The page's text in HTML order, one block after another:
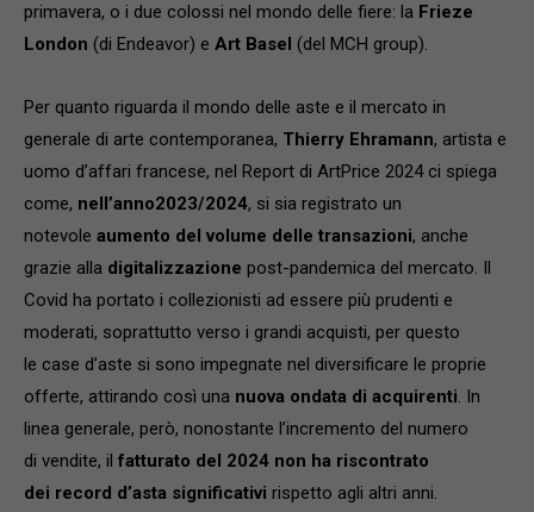
primavera, o i due colossi nel mondo delle fiere: la Frieze
London (di Endeavor) e Art Basel (del MCH group).
Per quanto riguarda il mondo delle aste e il mercato in
generale di arte contemporanea, Thierry Ehramann, artista e
uomo d’affari francese, nel Report di ArtPrice 2024 ci spiega
come, nel l’anno2023/2024, si sia registrato un
notevole aumento del volume delle transazioni, anche
grazie alla digitalizzazione post-pandemica del mercato. Il
Covid ha portato i collezionisti ad essere più prudenti e
moderati, soprattutto verso i grandi acquisti, per questo
le case d’aste si sono impegnate nel diversificare le proprie
offerte, attirando così una nuova ondata di acquirenti. In
linea generale, però, nonostante l’incremento del numero
di vendite, il fatturato d el 2024 non ha riscontrato
dei record d’asta significativi rispetto agli altri anni.